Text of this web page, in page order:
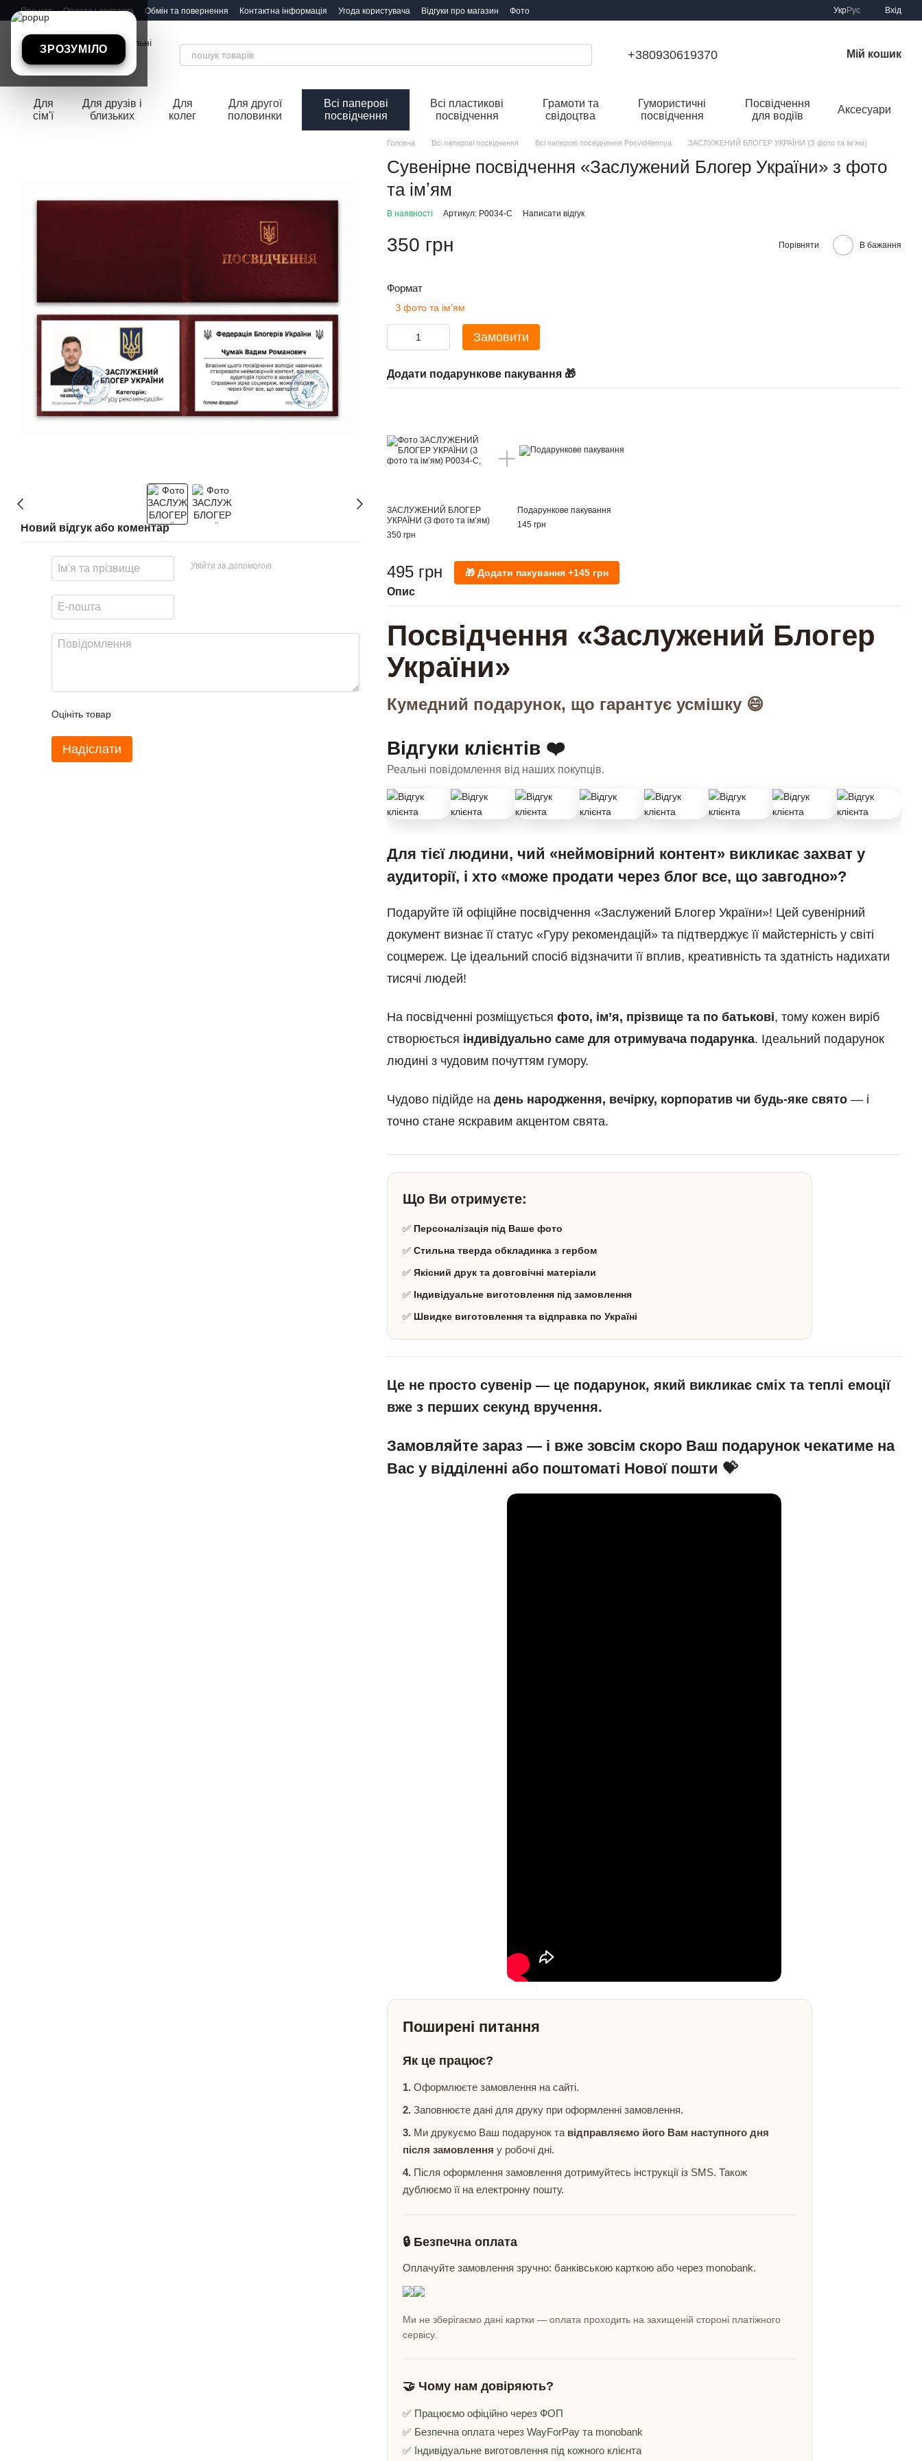
ЗРОЗУМІЛО
Перейти до основного контенту
Про нас Оплата і доставка Обмін та повернення Контактна інформація Угода користувача Відгуки про магазин Фото УкрРус Вхід
+380930619370 Мій кошик
Для
сім'ї
Для друзів і
близьких
Для
колег
Для другої
половинки
Всі паперові
посвідчення
Всі пластикові
посвідчення
Грамоти та
свідоцтва
Гумористичні
посвідчення
Посвідчення
для водіїв
Аксесуари
Новий відгук або коментар
Увійти за допомогою
Оцініть товар
Надіслати
Головна Всі паперові посвідчення Всі паперові посвідчення Posvid4ennya ЗАСЛУЖЕНИЙ БЛОГЕР УКРАЇНИ (З фото та імʼям)
Сувенірне посвідчення «Заслужений Блогер України» з фото
та імʼям
В наявності Артикул: P0034-C Написати відгук
350 грн Порівняти В бажання
Формат
З фото та імʼям
Замовити
Додати подарункове пакування 🎁
ЗАСЛУЖЕНИЙ БЛОГЕР
УКРАЇНИ (З фото та імʼям)
350 грн
Подарункове пакування
145 грн
495 грн
Опис
Посвідчення «Заслужений Блогер
України»
Кумедний подарунок, що гарантує усмішку 😄
Відгуки клієнтів ❤️
Реальні повідомлення від наших покупців.
Для тієї людини, чий «неймовірний контент» викликає захват у
аудиторії, і хто «може продати через блог все, що завгодно»?
Подаруйте їй офіційне посвідчення «Заслужений Блогер України»! Цей сувенірний
документ визнає її статус «Гуру рекомендацій» та підтверджує її майстерність у світі
соцмереж. Це ідеальний спосіб відзначити її вплив, креативність та здатність надихати
тисячі людей!
На посвідченні розміщується фото, ім’я, прізвище та по батькові, тому кожен виріб
створюється індивідуально саме для отримувача подарунка. Ідеальний подарунок
людині з чудовим почуттям гумору.
Чудово підійде на день народження, вечірку, корпоратив чи будь-яке свято— і
точно стане яскравим акцентом свята.
Що Ви отримуєте:
✅ Персоналізація під Ваше фото
✅ Стильна тверда обкладинка з гербом
✅ Якісний друк та довговічні матеріали
✅ Індивідуальне виготовлення під замовлення
✅ Швидке виготовлення та відправка по Україні
Це не просто сувенір — це подарунок, який викликає сміх та теплі емоції
вже з перших секунд вручення.
Замовляйте зараз — і вже зовсім скоро Ваш подарунок чекатиме на
Вас у відділенні або поштоматі Нової пошти 💝
Поширені питання
Як це працює?
1.Оформлюєте замовлення на сайті.
2.Заповнюєте дані для друку при оформленні замовлення.
3.Ми друкуємо Ваш подарунок та відправляємо його Вам наступного дня
після замовлення у робочі дні.
4.Після оформлення замовлення дотримуйтесь інструкції із SMS. Також
дублюємо її на електронну пошту.
🔒 Безпечна оплата
Оплачуйте замовлення зручно: банківською карткою або через monobank.
Ми не зберігаємо дані картки — оплата проходить на захищеній стороні платіжного
сервісу.
🤝 Чому нам довіряють?
✅ Працюємо офіційно через ФОП
✅ Безпечна оплата через WayForPay та monobank
✅ Індивідуальне виготовлення під кожного клієнта